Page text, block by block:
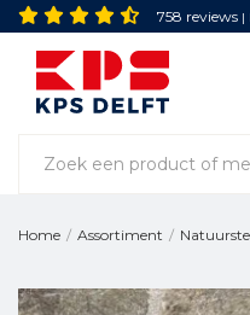
758 reviews |
Home / Assortiment /